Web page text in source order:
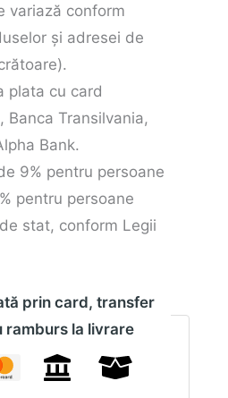
variază conform
și adresei de
plata cu card
Banca Transilvania,
Bank.
9% pentru persoane
pentru persoane
stat, conform Legii
prin card, transfer
ramburs la livrare